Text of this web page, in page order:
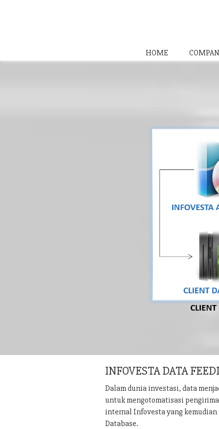
HOME
INFOVESTA DATA
Dalam dunia investasi, data
untuk mengotomatisasi
internal Infovesta yang
Database.